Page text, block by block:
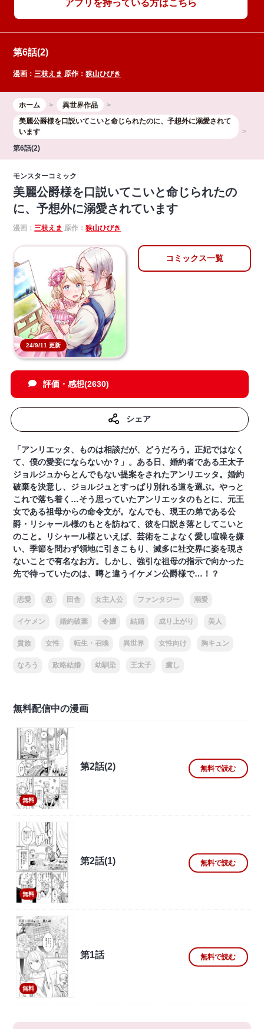
アプリを持っている方はこちら
第6話(2)
漫画：三枝えま 原作：狭山ひびき
ホーム
異世界作品
美麗公爵様を口説いてこいと命じられたのに、予想外に溺愛されて
います
第6話(2)
モンスターコミック
美麗公爵様を口説いてこいと命じられたの
に、予想外に溺愛されています
漫画：三枝えま 原作：狭山ひびき
24/9/11 更新
コミックス一覧
評価・感想(2630)
シェア
「アンリエッタ、ものは相談だが、どうだろう。正妃ではなく
て、僕の愛妾にならないか？」。ある日、婚約者である王太子
ジョルジュからとんでもない提案をされたアンリエッタ。婚約
破棄を決意し、ジョルジュとすっぱり別れる道を選ぶ。やっと
これで落ち着く…そう思っていたアンリエッタのもとに、元王
女である祖母からの命令文が。なんでも、現王の弟である公
爵・リシャール様のもとを訪ねて、彼を口説き落としてこいと
のこと。リシャール様といえば、芸術をこよなく愛し喧噪を嫌
い、季節を問わず領地に引きこもり、滅多に社交界に姿を現さ
ないことで有名なお方。しかし、強引な祖母の指示で向かった
先で待っていたのは、噂と違うイケメン公爵様で…！？
恋愛 恋 田舎 女主人公 ファンタジー 溺愛
イケメン 婚約破棄 令嬢 結婚 成り上がり 美人
貴族 女性 転生・召喚 異世界 女性向け 胸キュン
なろう 政略結婚 幼馴染 王太子 癒し
無料配信中の漫画
無料
第2話(2) 無料で読む
無料
第2話(1) 無料で読む
無料
第1話 無料で読む